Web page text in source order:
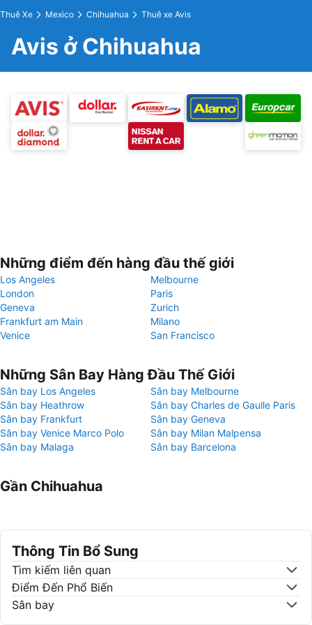
Thuê Xe Mexico Chihuahua Thuê xe Avis
Avis ở Chihuahua
Những điểm đến hàng đầu thế giới
Los Angeles
Melbourne
London
Paris
Geneva
Zurich
Frankfurt am Main
Milano
Venice
San Francisco
Những Sân Bay Hàng Đầu Thế Giới
Sân bay Los Angeles
Sân bay Melbourne
Sân bay Heathrow
Sân bay Charles de Gaulle Paris
Sân bay Frankfurt
Sân bay Geneva
Sân bay Venice Marco Polo
Sân bay Milan Malpensa
Sân bay Malaga
Sân bay Barcelona
Gần Chihuahua
Thông Tin Bổ Sung
Tìm kiếm liên quan
Điểm Đến Phổ Biến
Sân bay